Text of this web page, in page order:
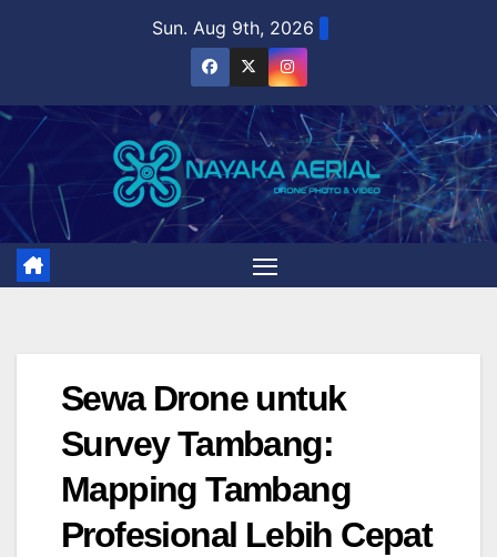
Sun. Aug 9th, 2026
Sewa Drone untuk
Survey Tambang:
Mapping Tambang
Profesional Lebih Cepat